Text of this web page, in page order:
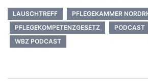
LAUSCHTREFF
PFLEGEKAMMER
PFLEGEKOMPETENZGESETZ
PODCAST
WBZ PODCAST